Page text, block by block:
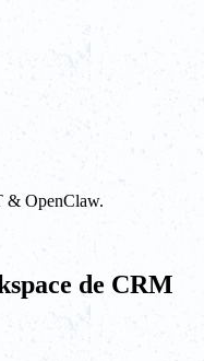
& OpenClaw.
de CRM